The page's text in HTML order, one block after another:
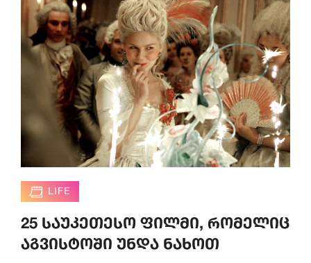
LIFE
25 საუკეთესო ფილმი, რომელიც
აგვისტოში უნდა ნახოთ